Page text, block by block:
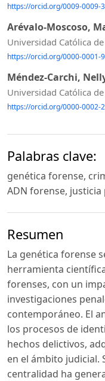
https://orcid.org/0009-0009-
Arévalo-Moscoso,
Universidad Católica de
https://orcid.org/0000-0001-
Méndez-Carchi,
Universidad Católica de
https://orcid.org/0000-0002-
Palabras clave:
genética forense,
ADN forense, justicia
Resumen
La genética forense
herramienta
forenses, con un
investigaciones
contemporáneo. El
los procesos de
hechos delictivos,
en el ámbito judicial.
centralidad ha